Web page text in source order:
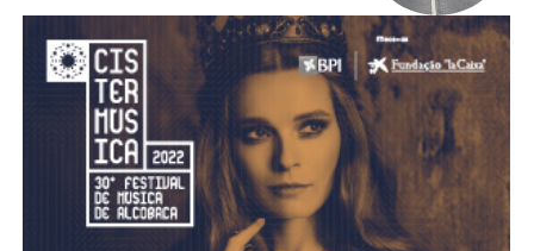
12 meses
Acesso ao conteúdo online
Acesso aos conteúdos Exclusivos para
assinantes
Ofertas para assinatura anual